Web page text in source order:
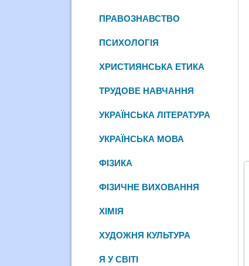
ПРАВОЗНАВСТВО
ПСИХОЛОГІЯ
ХРИСТИЯНСЬКА ЕТИКА
ТРУДОВЕ НАВЧАННЯ
УКРАЇНСЬКА ЛІТЕРАТУРА
УКРАЇНСЬКА МОВА
ФІЗИКА
ФІЗИЧНЕ ВИХОВАННЯ
ХІМІЯ
ХУДОЖНЯ КУЛЬТУРА
Я У СВІТІ